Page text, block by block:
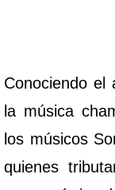
Conociendo el
la música
los músicos
quienes